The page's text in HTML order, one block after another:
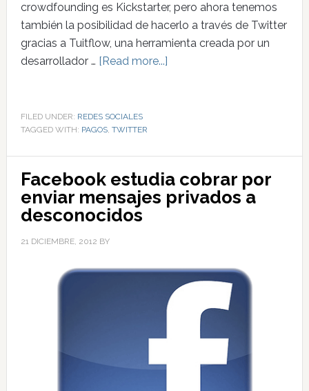
crowdfounding es Kickstarter, pero ahora tenemos
también la posibilidad de hacerlo a través de Twitter
gracias a Tuitflow, una herramienta creada por un
desarrollador … [Read more...]
FILED UNDER: REDES SOCIALES
TAGGED WITH: PAGOS, TWITTER
Facebook estudia cobrar por
enviar mensajes privados a
desconocidos
21 DICIEMBRE, 2012 BY